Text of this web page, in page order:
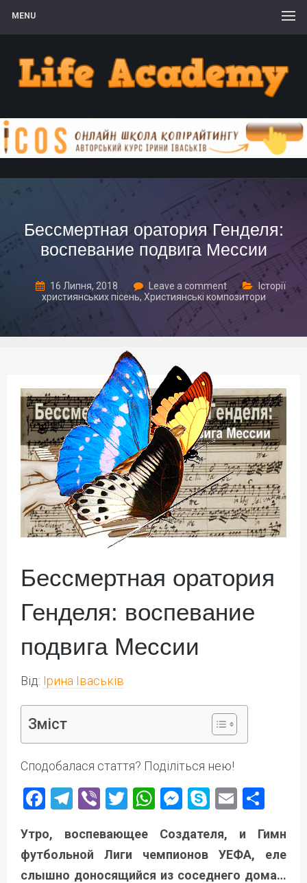
MENU
Бессмертная оратория Генделя:
воспевание подвига Мессии
16 Липня, 2018 Leave a comment
Історії
християнських пісень, Християнські композитори
Бессмертная оратория
Генделя: воспевание
подвига Мессии
Від: Ірина Іваськів
Зміст
Сподобалася стаття? Поділіться нею!
Facebook
Telegram
ViberTwitter
WhatsApp
Messenger
Skype
Email
Утро, воспевающее Создателя, и Гимн
футбольной Лиги чемпионов УЕФА, еле
слышно доносящийся из соседнего дома…